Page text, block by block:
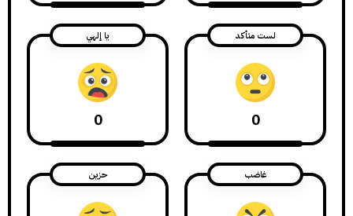
لست متأكد
0
يا إلهي
0
غاضب حزين